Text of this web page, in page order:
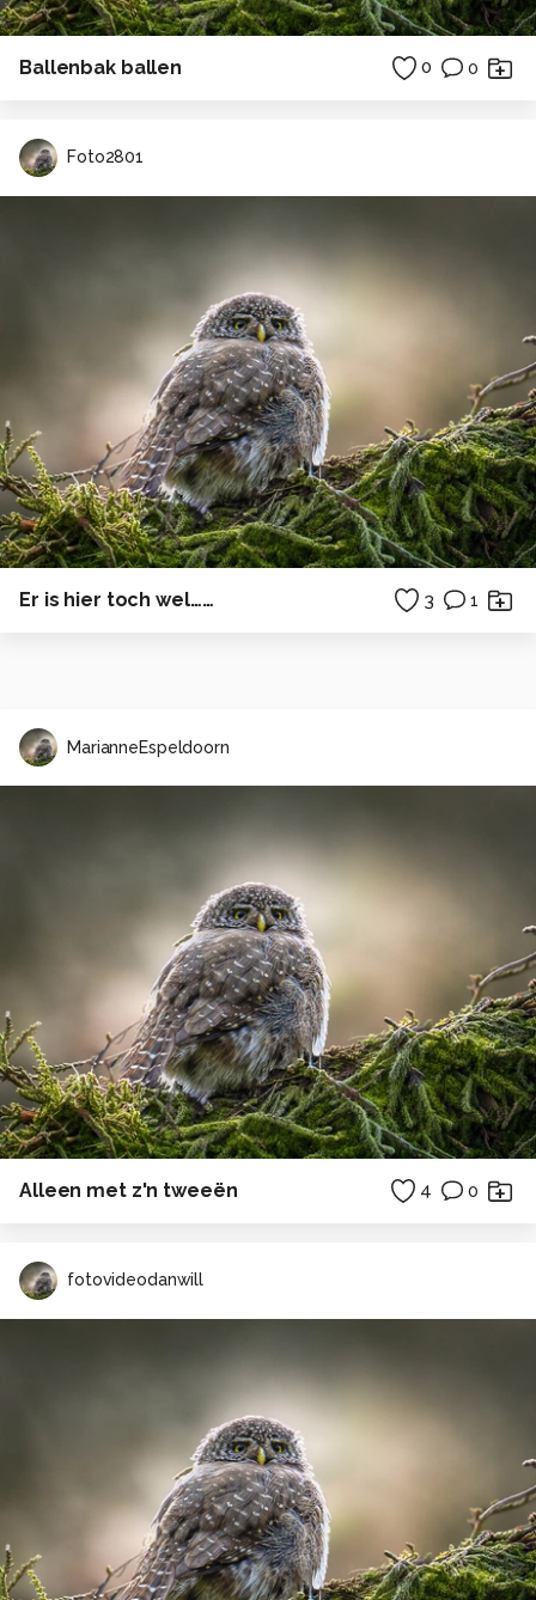
Ballenbak ballen 0 0
Foto2801
Er is hier toch wel…… 3 1
MarianneEspeldoorn
Alleen met z'n tweeën 4 0
fotovideodanwill